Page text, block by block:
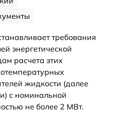
требования
энергетической
расчета этих
жидкости (далее
с номинальной
не более 2 МВт.